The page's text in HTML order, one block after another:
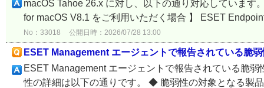
macOS Tahoe 26.x に対し、以下の通り対応していま
for macOS V8.1 をご利用いただく場合 】 ESET
No：33018 公開日時：2026/07/28 13:00
ESET Management エージェントで報告されている脆
ESET Management エージェントで報告されている脆
性の詳細は以下の通りです。 ◆ 脆弱性の対象となる